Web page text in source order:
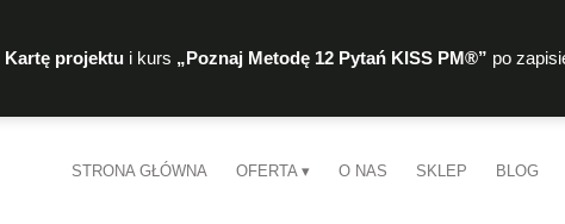
Kartę projektui kurs „Poznaj Metodę 12 Pytań KISS PM®” po
STRONA GŁÓWNA OFERTA O NAS SKLEP BLOG